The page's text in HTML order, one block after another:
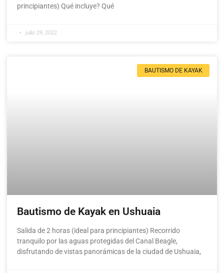
principiantes) Qué incluye? Qué
julio 29, 2022
BAUTISMO DE KAYAK
Bautismo de Kayak en Ushuaia
Salida de 2 horas (ideal para principiantes) Recorrido
tranquilo por las aguas protegidas del Canal Beagle,
disfrutando de vistas panorámicas de la ciudad de Ushuaia,